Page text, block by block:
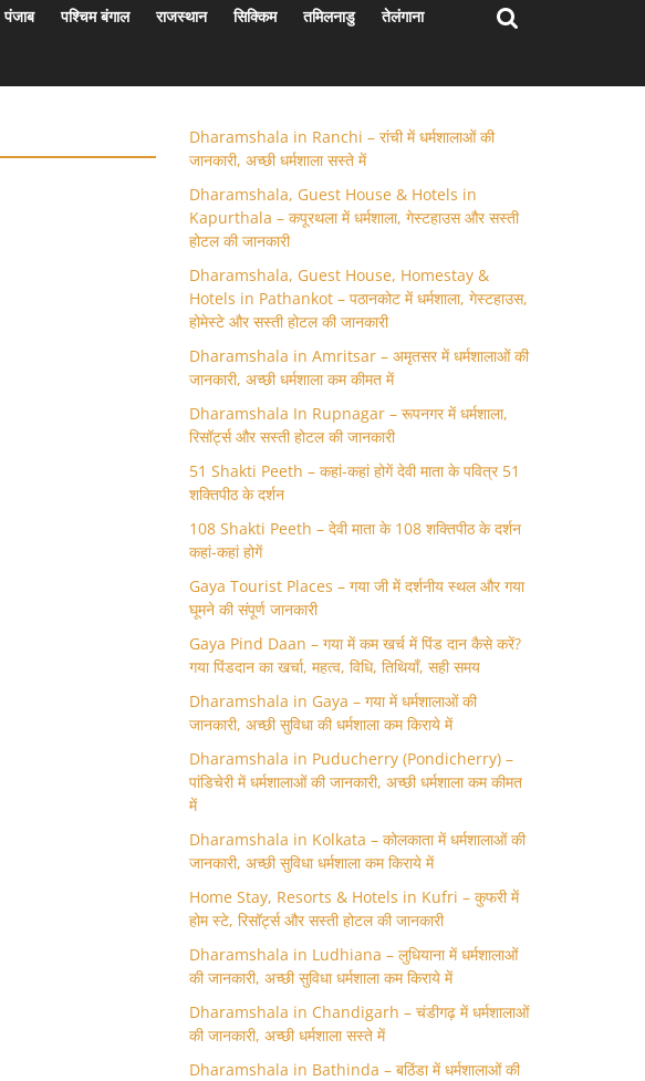
पंजाब पश्चिम बंगाल राजस्थान सिक्किम तमिलनाडु तेलंगाना
Dharamshala in Ranchi – रांची में धर्मशालाओं की
जानकारी, अच्छी धर्मशाला सस्ते में
Dharamshala, Guest House & Hotels in
Kapurthala – कपूरथला में धर्मशाला, गेस्टहाउस और सस्ती
होटल की जानकारी
Dharamshala, Guest House, Homestay &
Hotels in Pathankot – पठानकोट में धर्मशाला, गेस्टहाउस,
होमेस्टे और सस्ती होटल की जानकारी
Dharamshala in Amritsar – अमृतसर में धर्मशालाओं की
जानकारी, अच्छी धर्मशाला कम कीमत में
Dharamshala In Rupnagar – रूपनगर में धर्मशाला,
रिसॉर्ट्स और सस्ती होटल की जानकारी
51 Shakti Peeth – कहां-कहां होगें देवी माता के पवित्र 51
शक्तिपीठ के दर्शन
108 Shakti Peeth – देवी माता के 108 शक्तिपीठ के दर्शन
कहां-कहां होगें
Gaya Tourist Places – गया जी में दर्शनीय स्थल और गया
घूमने की संपूर्ण जानकारी
Gaya Pind Daan – गया में कम खर्च में पिंड दान कैसे करें?
गया पिंडदान का खर्चा, महत्व, विधि, तिथियाँ, सही समय
Dharamshala in Gaya – गया में धर्मशालाओं की
जानकारी, अच्छी सुविधा की धर्मशाला कम किराये में
Dharamshala in Puducherry (Pondicherry) –
पांडिचेरी में धर्मशालाओं की जानकारी, अच्छी धर्मशाला कम कीमत
में
Dharamshala in Kolkata – कोलकाता में धर्मशालाओं की
जानकारी, अच्छी सुविधा धर्मशाला कम किराये में
Home Stay, Resorts & Hotels in Kufri – कुफरी में
होम स्‍टे, रिसॉर्ट्स और सस्ती होटल की जानकारी
Dharamshala in Ludhiana – लुधियाना में धर्मशालाओं
की जानकारी, अच्छी सुविधा धर्मशाला कम किराये में
Dharamshala in Chandigarh – चंडीगढ़ में धर्मशालाओं
की जानकारी, अच्छी धर्मशाला सस्ते में
Dharamshala in Bathinda – बठिंडा में धर्मशालाओं की